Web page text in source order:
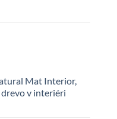
Mat Interior,
v interiéri